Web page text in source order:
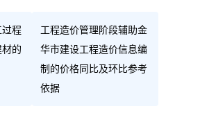
程
的
工程造价管理阶段辅助金
华市建设工程造价信息编
制的价格同比及环比参考
依据